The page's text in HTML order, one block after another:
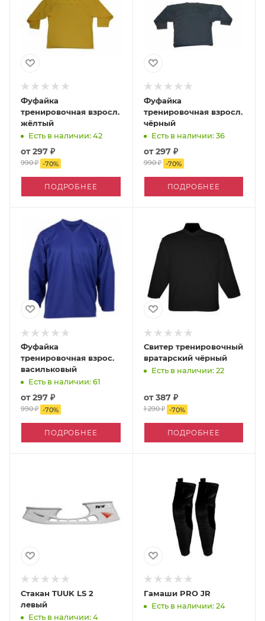
Фуфайка
тренировочная взросл.
жёлтый
Есть в наличии: 42
от297 ₽
990 ₽ -70%
ПОДРОБНЕЕ
Фуфайка
тренировочная взросл.
чёрный
Есть в наличии: 36
от297 ₽
990 ₽ -70%
ПОДРОБНЕЕ
Фуфайка
тренировочная взрос.
васильковый
Есть в наличии: 61
от297 ₽
990 ₽ -70%
ПОДРОБНЕЕ
Свитер тренировочный
вратарский чёрный
Есть в наличии: 22
от387 ₽
1 290 ₽ -70%
ПОДРОБНЕЕ
Стакан TUUK LS 2
левый
Есть в наличии: 4
Гамаши PRO JR
Есть в наличии: 24